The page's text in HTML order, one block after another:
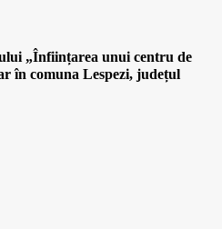
„Înființarea unui centru de
în comuna Lespezi, județul